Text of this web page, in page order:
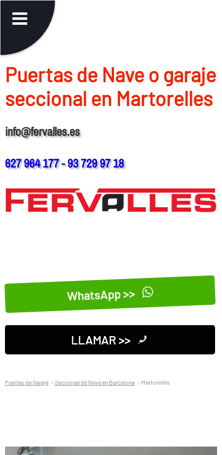
Puertas de Nave o garaje
seccional en Martorelles
info@fervalles.es
627 964 177-93 729 97 18
WhatsApp >>
LLAMAR >>
Puertas de Garaje Seccional de Nave en Barcelona Martorelles